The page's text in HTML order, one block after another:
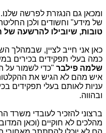
ומכאן גם הנגזרת לפרשה
של מידע" וחשודים ולכן
טובות, שיובילו להרשעה של
כאן אני חייב לציין, שבמהלך
כמה בעלי תפקידים בכירים
שלמה פילבר "כדי לשמור על
איש מהם לא הגיש את
עניות לאותם בעלי תפקידים
ובהווה.
ברצוני להזכיר לעובדי
מהלכים לא חוקיים (וכאן